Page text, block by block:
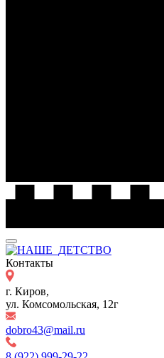
Контакты
г. Киров,
ул. Комсомольская, 12г
dobro43@mail.ru